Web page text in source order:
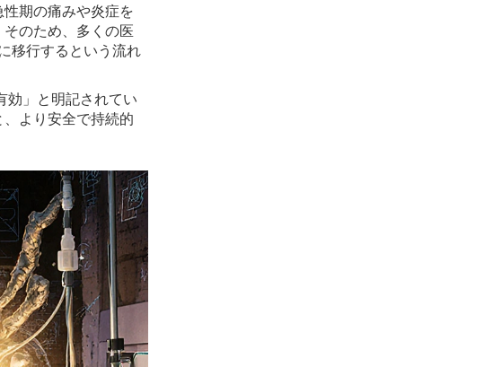
期の痛みや炎症を
のため、多くの医
移行するという流れ
効」と明記されてい
より安全で持続的